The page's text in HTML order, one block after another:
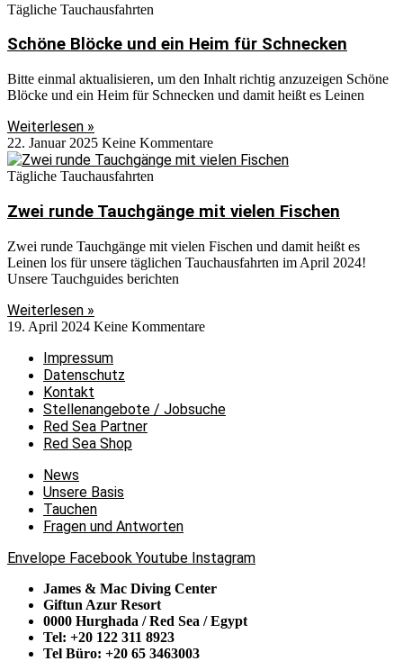
Tägliche Tauchausfahrten
Schöne Blöcke und ein Heim für Schnecken
Bitte einmal aktualisieren, um den Inhalt richtig anzuzeigen Schöne
Blöcke und ein Heim für Schnecken und damit heißt es Leinen
Weiterlesen »
22. Januar 2025 Keine Kommentare
Tägliche Tauchausfahrten
Zwei runde Tauchgänge mit vielen Fischen
Zwei runde Tauchgänge mit vielen Fischen und damit heißt es
Leinen los für unsere täglichen Tauchausfahrten im April 2024!
Unsere Tauchguides berichten
Weiterlesen »
19. April 2024 Keine Kommentare
Impressum
Datenschutz
Kontakt
Stellenangebote / Jobsuche
Red Sea Partner
Red Sea Shop
News
Unsere Basis
Tauchen
Fragen und Antworten
Envelope Facebook Youtube Instagram
James & Mac Diving Center
Giftun Azur Resort
0000 Hurghada / Red Sea / Egypt
Tel: +20 122 311 8923
Tel Büro: +20 65 3463003